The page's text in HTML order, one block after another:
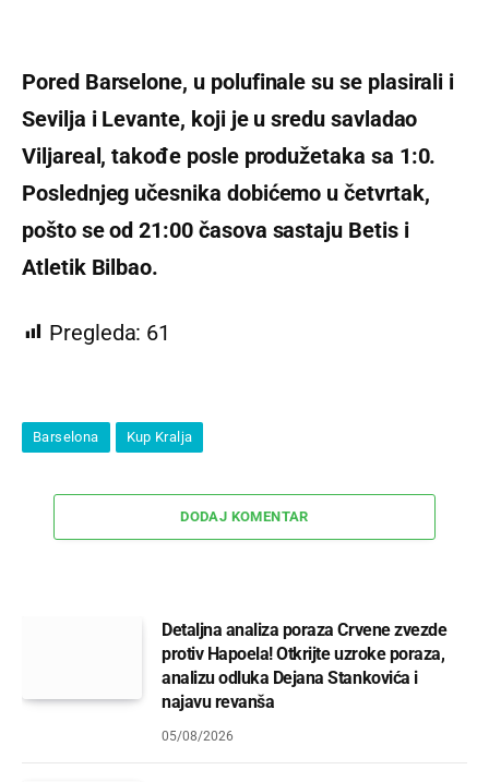
Pored Barselone, u polufinale su se plasirali i
Sevilja i Levante, koji je u sredu savladao
Viljareal, takođe posle produžetaka sa 1:0.
Poslednjeg učesnika dobićemo u četvrtak,
pošto se od 21:00 časova sastaju Betis i
Atletik Bilbao.
Pregleda: 61
Barselona Kup Kralja
DODAJ KOMENTAR
Detaljna analiza poraza Crvene zvezde
protiv Hapoela! Otkrijte uzroke poraza,
analizu odluka Dejana Stankovića i
najavu revanša
05/08/2026